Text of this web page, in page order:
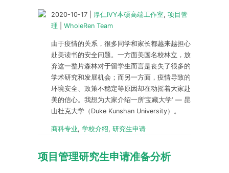
2020-10-17 厚仁IVY本硕高端工作室, 项目管
理
WholeRen Team
由于疫情的关系，很多同学和家长都越来越担心
赴美读书的安全问题。一方面美国名校林立，放
弃这一整片森林对于留学生而言是丧失了很多的
学术研究和发展机会；而另一方面，疫情导致的
环境安全、政策不稳定等原因却在动摇着大家赴
美的信心。我想为大家介绍一所’宝藏大学‘ — 昆
山杜克大学（Duke Kunshan University）。
商科专业, 学校介绍, 研究生申请
项目管理研究生申请准备分析